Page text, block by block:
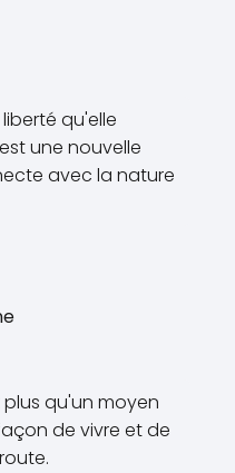
qu'elle
une nouvelle
avec la nature
qu'un moyen
de vivre et de